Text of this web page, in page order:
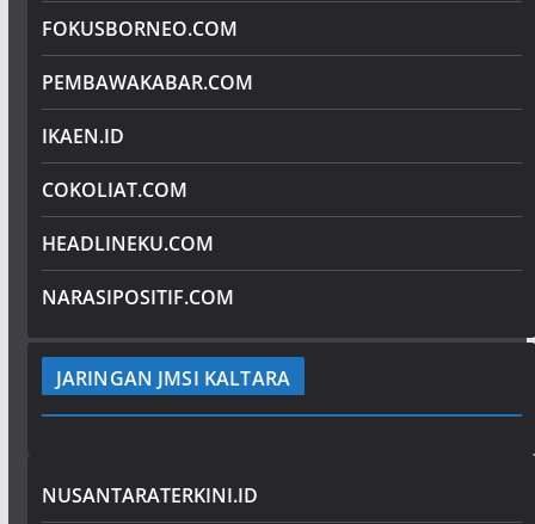
FOKUSBORNEO.COM
PEMBAWAKABAR.COM
IKAEN.ID
COKOLIAT.COM
HEADLINEKU.COM
NARASIPOSITIF.COM
JARINGAN JMSI KALTARA
NUSANTARATERKINI.ID